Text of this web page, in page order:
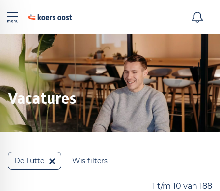
Vacatures
De Lutte Wis filters
1 t/m 10 van 188